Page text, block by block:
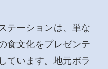
テーションは、単な
食文化をプレゼンテ
ています。地元ボラ